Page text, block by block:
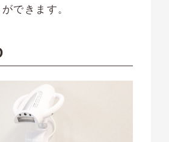
できます。